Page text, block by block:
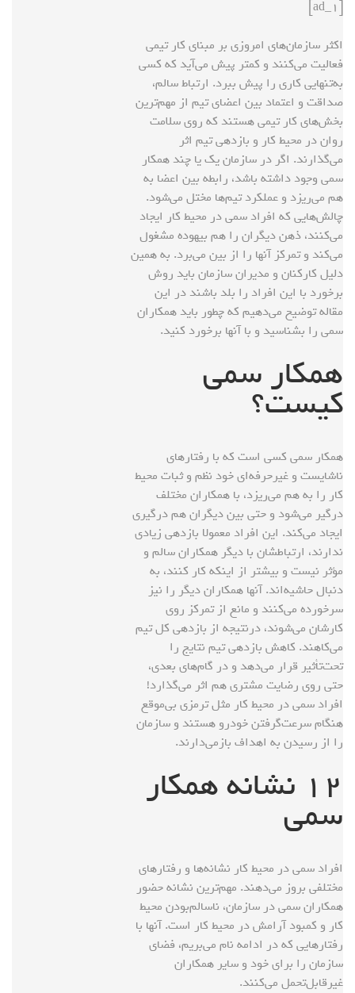
[ad_1]
اکثر سازمان‌های امروزی بر مبنای کار تیمی
فعالیت می‌کنند و کمتر پیش می‌آید که کسی
به‌تنهایی کاری را پیش ببرد. ارتباط سالم،
صداقت و اعتماد بین اعضای تیم از مهم‌ترین
بخش‌های کار تیمی هستند که روی سلامت
روان در محیط کار و بازدهی تیم اثر
می‌گذارند. اگر در سازمان یک یا چند همکار
سمی وجود داشته باشد، رابطه بین اعضا به
هم می‌ریزد و عملکرد تیم‌ها مختل می‌شود.
چالش‌هایی که افراد سمی در محیط کار ایجاد
می‌کنند، ذهن دیگران را هم بیهوده مشغول
می‌کند و تمرکز آنها را از بین می‌برد. به همین
دلیل کارکنان و مدیران سازمان باید روش
برخورد با این افراد را بلد باشند در این
مقاله توضیح می‌دهیم که چطور باید همکاران
سمی را بشناسید و با آنها برخورد کنید.
همکار سمی
کیست؟
همکار سمی کسی است که با رفتارهای
ناشایست و غیرحرفه‌ای خود نظم و ثبات محیط
کار را به هم می‌ریزد، با همکاران مختلف
درگیر می‌شود و حتی بین دیگران هم درگیری
ایجاد می‌کند. این افراد معمولا بازدهی زیادی
ندارند، ارتباطشان با دیگر همکاران سالم و
مؤثر نیست و بیشتر از اینکه کار کنند، به
دنبال حاشیه‌اند. آنها همکاران دیگر را نیز
سرخورده می‌کنند و مانع از تمرکز روی
کارشان می‌شوند، درنتیجه از بازدهی کل تیم
می‌کاهند. کاهش بازدهی تیم نتایج را
تحت‌تأثیر قرار می‌دهد و در گام‌های بعدی،
حتی روی رضایت مشتری هم اثر می‌گذارد!
افراد سمی در محیط کار مثل ترمزی بی‌موقع
هنگام سرعت‌گرفتن خودرو هستند و سازمان
را از رسیدن به اهداف بازمی‌دارند.
۱۲ نشانه همکار
سمی
افراد سمی در محیط کار نشانه‌ها و رفتارهای
مختلفی بروز می‌دهند. مهم‌ترین نشانه حضور
همکاران سمی در سازمان، ناسالم‌بودن محیط
کار و کمبود آرامش در محیط کار است. آنها با
رفتارهایی که در ادامه نام می‌بریم، فضای
سازمان را برای خود و سایر همکاران
غیرقابل‌تحمل می‌کنند.